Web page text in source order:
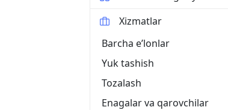
Xizmatlar
Barcha eʼlonlar
Yuk tashish
Tozalash
Enagalar va qarovchilar